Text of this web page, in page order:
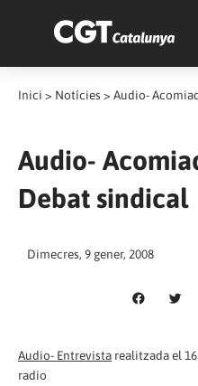
Inici > Notícies > Audio-
Audio-
Debat sindical
Dimecres, 9 gener, 2008
Audio- Entrevista realitzada el
radio